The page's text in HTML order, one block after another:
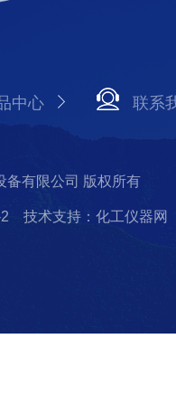
中心 联系
备有限公司 版权所有
技术支持：化工仪器网